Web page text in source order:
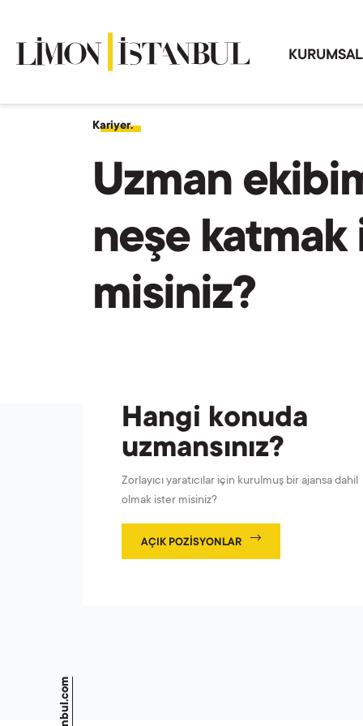
KURUMSAL
Kariyer.
Uzman
neşe katmak
misiniz?
Hangi konuda
uzmansınız?
Zorlayıcı yaratıcılar için kurulmuş bir ajansa dahil
olmak ister misiniz?
AÇIK POZISYONLAR